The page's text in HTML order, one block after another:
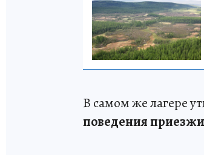
В самом же лагере
поведения